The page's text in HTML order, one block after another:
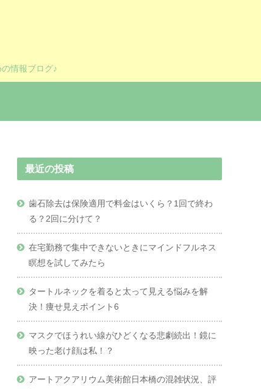
情報ブログ♪
最近の投稿
歯石除去は保険適用で料金はいくら？1回で終わ
る？2回に分けて？
在宅勤務で集中できないときにマインドフルネス
瞑想を試してみたら
タートルネックを着ると太って見える悩みを解
決！痩せ見えポイント6
マスクでほうれい線がひどくなる悲劇続出！鏡に
映った老け顔は私！？
アートアクアリウム美術館日本橋の混雑状況、評